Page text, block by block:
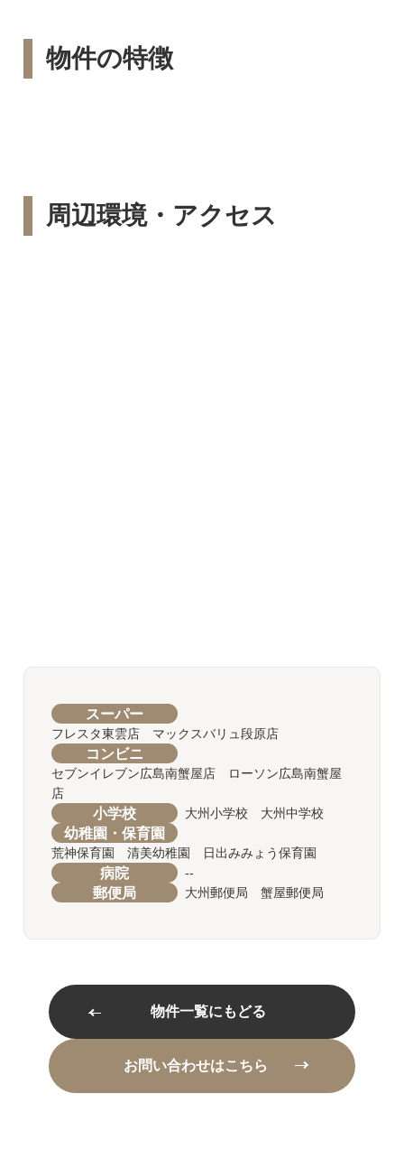
物件の特徴
周辺環境・アクセス
スーパー
フレスタ東雲店 マックスバリュ段原店
コンビニ
セブンイレブン広島南蟹屋店 ローソン広島南蟹屋
店
小学校 大州小学校 大州中学校
幼稚園・保育園
荒神保育園 清美幼稚園 日出みみょう保育園
病院 --
郵便局 大州郵便局 蟹屋郵便局
物件一覧にもどる
お問い合わせはこちら